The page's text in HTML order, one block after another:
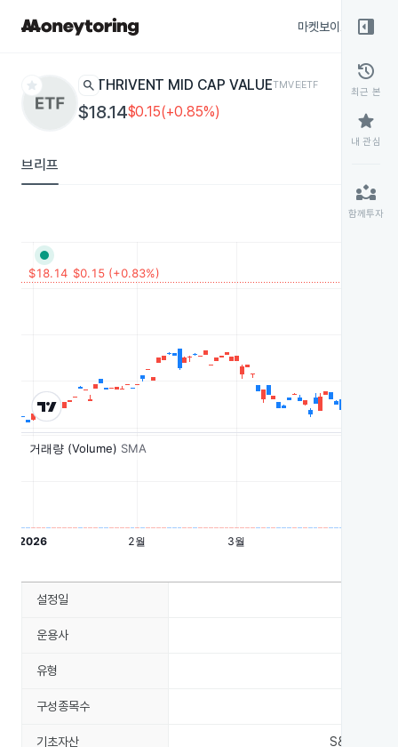
마켓보이스
star search THRIVENT MID CAP VALUETMVEETF
$18.14$0.15(+0.85%)
브리프
right_panel_open
history
최근 본
star
내 관심
partner_exchange
함께투자